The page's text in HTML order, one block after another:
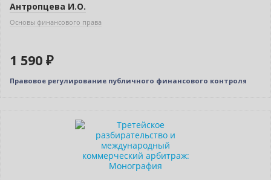
Антропцева И.О.
Основы финансового права
1 590 ₽
Правовое регулирование публичного финансового контроля